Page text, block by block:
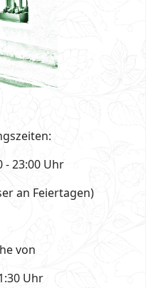
- 23:00 Uhr
an Feiertagen)
von
Uhr